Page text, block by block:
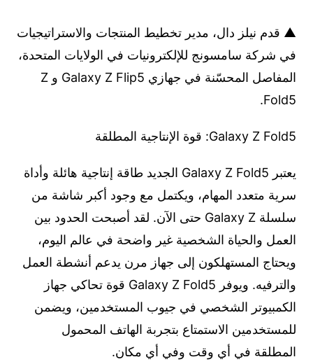
▲ قدم نيلز دال، مدير تخطيط المنتجات والاستراتيجيات
في شركة سامسونج للإلكترونيات في الولايات المتحدة،
المفاصل المحسّنة في جهازي Galaxy Z Flip5 و Z
Fold5.
Galaxy Z Fold5: قوة الإنتاجية المطلقة
يعتبر Galaxy Z Fold5 الجديد طاقة إنتاجية هائلة وأداة
سرية متعدد المهام، ويكتمل مع وجود أكبر شاشة من
سلسلة Galaxy Z حتى الآن. لقد أصبحت الحدود بين
العمل والحياة الشخصية غير واضحة في عالم اليوم،
ويحتاج المستهلكون إلى جهاز مرن يدعم أنشطة العمل
والترفيه. ويوفر Galaxy Z Fold5 قوة تحاكي جهاز
الكمبيوتر الشخصي في جيوب المستخدمين، ويضمن
للمستخدمين الاستمتاع بتجربة الهاتف المحمول
المطلقة في أي وقت وفي أي مكان.